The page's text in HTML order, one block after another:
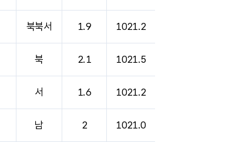
북북서 1.9 1021.2
북 2.1 1021.5
서 1.6 1021.2
남 2 1021.0